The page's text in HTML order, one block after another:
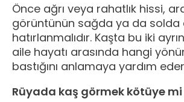
Önce ağrı veya rahatlık hissi,
görüntünün sağda ya da solda
hatırlanmalıdır. Kaşta bu iki
aile hayatı arasında hangi
bastığını anlamaya yardım
Rüyada kaş görmek kötüye